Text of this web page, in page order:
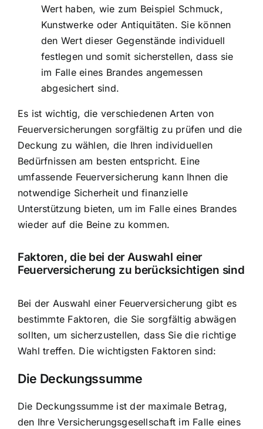
Wert haben, wie zum Beispiel Schmuck,
Kunstwerke oder Antiquitäten. Sie können
den Wert dieser Gegenstände individuell
festlegen und somit sicherstellen, dass sie
im Falle eines Brandes angemessen
abgesichert sind.
Es ist wichtig, die verschiedenen Arten von
Feuerversicherungen sorgfältig zu prüfen und die
Deckung zu wählen, die Ihren individuellen
Bedürfnissen am besten entspricht. Eine
umfassende Feuerversicherung kann Ihnen die
notwendige Sicherheit und finanzielle
Unterstützung bieten, um im Falle eines Brandes
wieder auf die Beine zu kommen.
Faktoren, die bei der Auswahl einer
Feuerversicherung zu berücksichtigen sind
Bei der Auswahl einer Feuerversicherung gibt es
bestimmte Faktoren, die Sie sorgfältig abwägen
sollten, um sicherzustellen, dass Sie die richtige
Wahl treffen. Die wichtigsten Faktoren sind:
Die Deckungssumme
Die Deckungssumme ist der maximale Betrag,
den Ihre Versicherungsgesellschaft im Falle eines